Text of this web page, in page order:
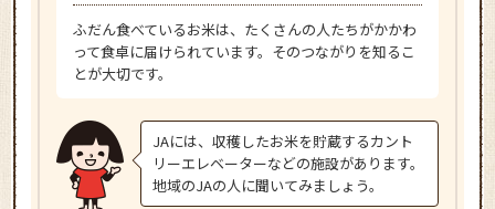
ふだん食べているお米は、たくさんの人たちがかかわ
って食卓に届けられています。そのつながりを知るこ
とが大切です。
JAには、収穫したお米を貯蔵するカント
リーエレベーターなどの施設があります。
地域のJAの人に聞いてみましょう。